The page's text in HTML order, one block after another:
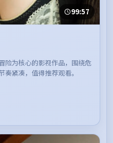
99:57
险为核心的影视作品，围绕危
紧凑，值得推荐观看。